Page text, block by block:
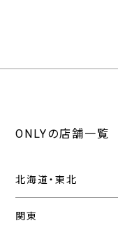
ONLYの店舗一覧
北海道・東北
関東